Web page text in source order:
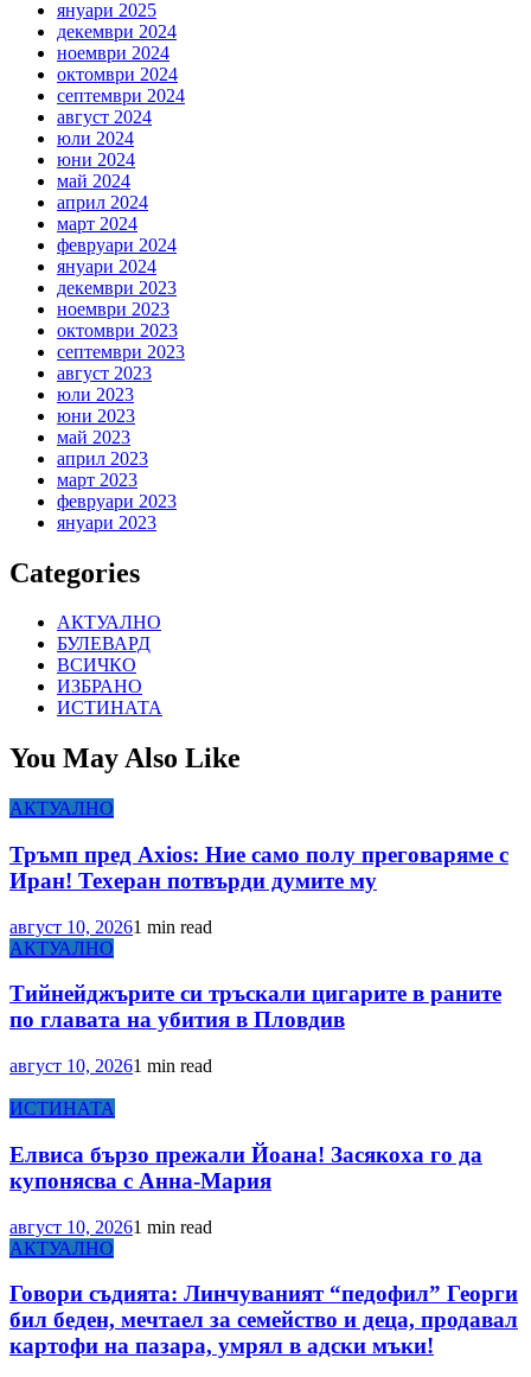
януари 2025
декември 2024
ноември 2024
октомври 2024
септември 2024
август 2024
юли 2024
юни 2024
май 2024
април 2024
март 2024
февруари 2024
януари 2024
декември 2023
ноември 2023
октомври 2023
септември 2023
август 2023
юли 2023
юни 2023
май 2023
април 2023
март 2023
февруари 2023
януари 2023
Categories
АКТУАЛНО
БУЛЕВАРД
ВСИЧКО
ИЗБРАНО
ИСТИНАТА
You May Also Like
АКТУАЛНО
Тръмп пред Axios: Ние само полу преговаряме с
Иран! Техеран потвърди думите му
август 10, 20261 min read
АКТУАЛНО
Тийнейджърите си тръскали цигарите в раните
по главата на убития в Пловдив
август 10, 20261 min read
ИСТИНАТА
Елвиса бързо прежали Йоана! Засякоха го да
купонясва с Анна-Мария
август 10, 20261 min read
АКТУАЛНО
Говори съдията: Линчуваният “педофил” Георги
бил беден, мечтаел за семейство и деца, продавал
картофи на пазара, умрял в адски мъки!